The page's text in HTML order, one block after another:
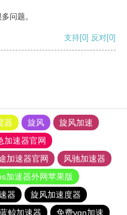
问题。
支持[0] 反对[0]
器 旋风
旋风加速
加速器官网
加速器官网
风驰加速器
加速器外网苹果版
器
旋风加速度器
蓝鲸加速器 免费vqn加速